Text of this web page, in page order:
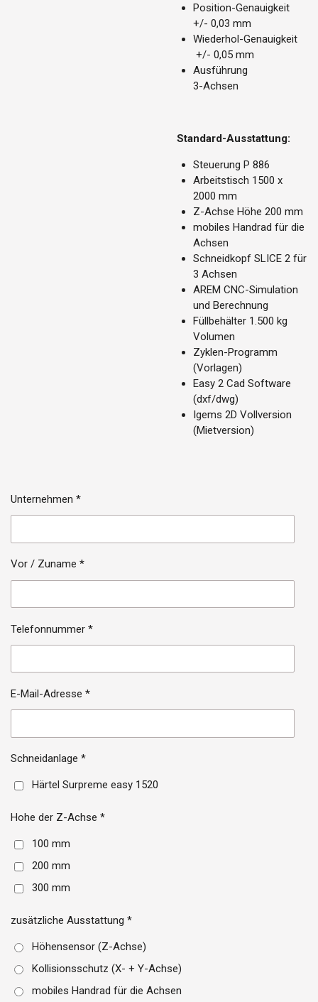
Position-Genauigkeit
+/- 0,03 mm
Wiederhol-Genauigkeit
+/- 0,05 mm
Ausführung
3-Achsen
Standard-Ausstattung:
Steuerung P 886
Arbeitstisch 1500 x
2000 mm
Z-Achse Höhe 200 mm
mobiles Handrad für die
Achsen
Schneidkopf SLICE 2 für
3 Achsen
AREM CNC-Simulation
und Berechnung
Füllbehälter 1.500 kg
Volumen
Zyklen-Programm
(Vorlagen)
Easy 2 Cad Software
(dxf/dwg)
Igems 2D Vollversion
(Mietversion)
Unternehmen *
Vor / Zuname *
Telefonnummer *
E-Mail-Adresse *
Schneidanlage *
Härtel Surpreme easy 1520
Hohe der Z-Achse *
100 mm
200 mm
300 mm
zusätzliche Ausstattung *
Höhensensor (Z-Achse)
Kollisionsschutz (X- + Y-Achse)
mobiles Handrad für die Achsen